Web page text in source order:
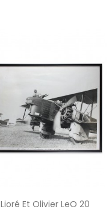
Lioré Et Olivier LeO 20